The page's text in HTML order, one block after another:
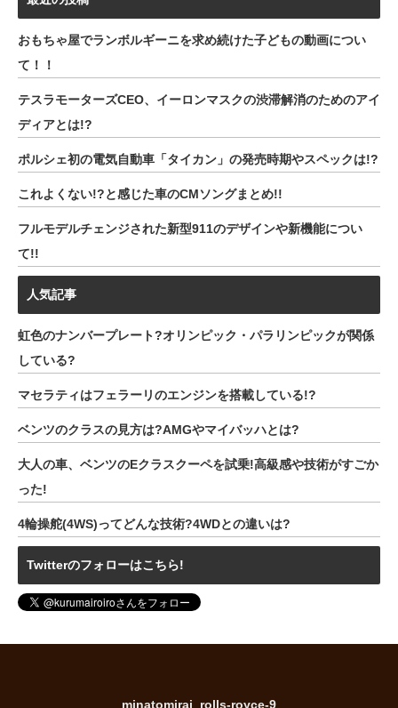
おもちゃ屋でランボルギーニを求め続けた子どもの動画につい
て！！
テスラモーターズCEO、イーロンマスクの渋滞解消のためのアイ
ディアとは!?
ポルシェ初の電気自動車「タイカン」の発売時期やスペックは!?
これよくない!?と感じた車のCMソングまとめ!!
フルモデルチェンジされた新型911のデザインや新機能につい
て!!
人気記事
虹色のナンバープレート?オリンピック・パラリンピックが関係
している?
マセラティはフェラーリのエンジンを搭載している!?
ベンツのクラスの見方は?AMGやマイバッハとは?
大人の車、ベンツのEクラスクーペを試乗!高級感や技術がすごか
った!
4輪操舵(4WS)ってどんな技術?4WDとの違いは?
Twitterのフォローはこちら!
minatomirai_rolls-royce-9